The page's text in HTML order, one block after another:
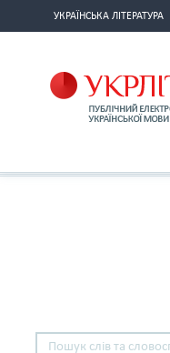
УКРАЇНСЬКА ЛІТЕРАТУРА